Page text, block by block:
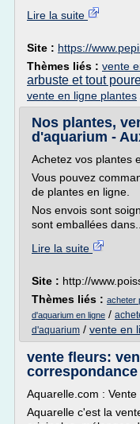
Lire la suite
Site : https://
Thèmes liés : vente
arbuste et tout
vente en ligne plantes
Nos plantes,
d'aquarium -
Achetez vos plantes
Vous pouvez
de plantes en ligne.
Nos envois sont
sont emballées dans...
Lire la suite
Site : http://
Thèmes liés : acheter
d'aquarium en ligne /
d'aquarium / vente en
vente fleurs:
Aquarelle.com :
Aquarelle c'est la